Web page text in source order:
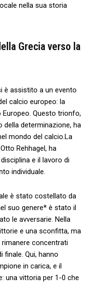
nella sua‌ storia
Grecia verso la
​è assistito a un evento
calcio europeo: la‌
Europeo. Questo⁣ trionfo,
determinazione, ha
mondo del calcio.La
Rehhagel, ha
e il ⁢lavoro ‌di
individuale.
è ​stato costellato da⁣
suo genere* è stato il
le avversarie.‌ Nella
e una sconfitta, ma
⁣concentrati
Qui, hanno
in carica, e il
una vittoria per 1-0 che